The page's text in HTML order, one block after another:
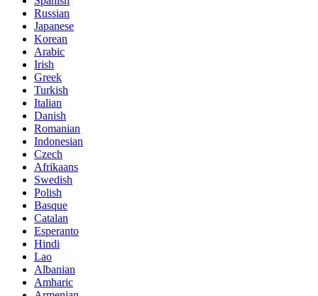
Russian
Japanese
Korean
Arabic
Irish
Greek
Turkish
Italian
Danish
Romanian
Indonesian
Czech
Afrikaans
Swedish
Polish
Basque
Catalan
Esperanto
Hindi
Lao
Albanian
Amharic